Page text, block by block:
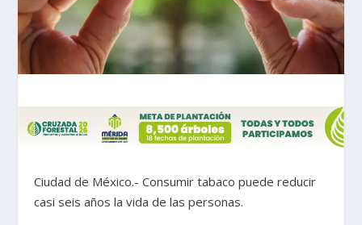
Ciudad de México.- Consumir tabaco puede reducir
casi seis años la vida de las personas.